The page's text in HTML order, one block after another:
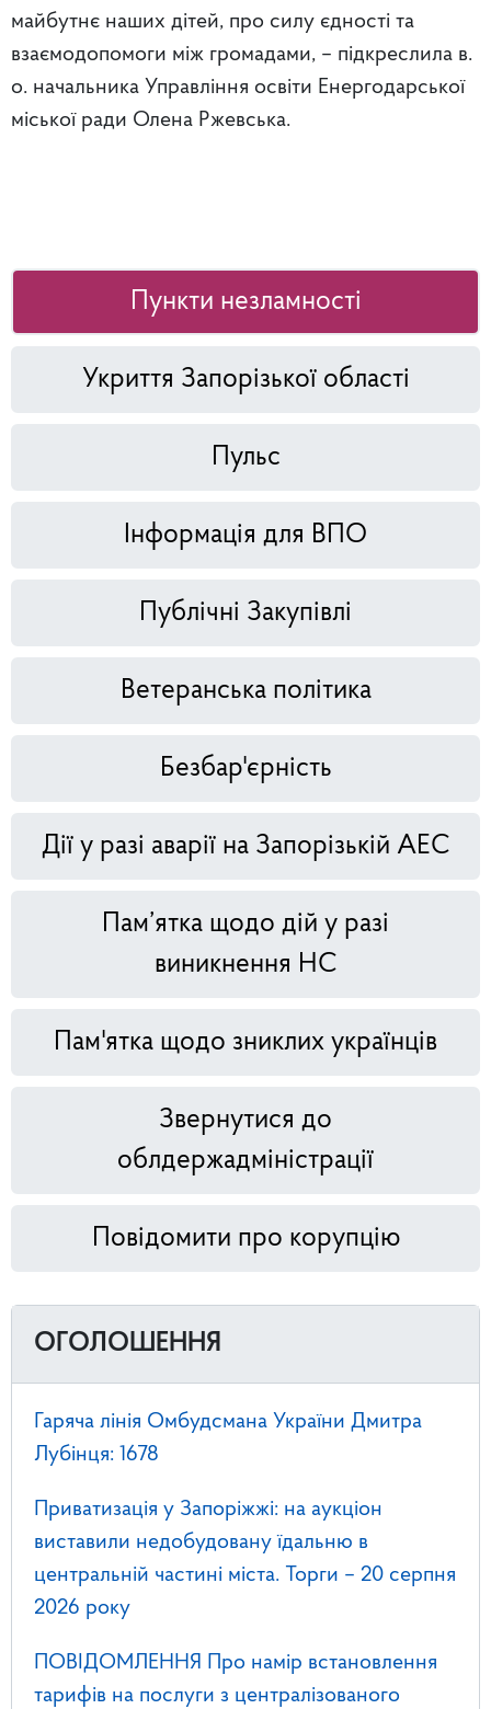
майбутнє наших дітей, про силу єдності та
взаємодопомоги між громадами, – підкреслила в.
о. начальника Управління освіти Енергодарської
міської ради Олена Ржевська.
Пункти незламності
Укриття Запорізької області
Пульс
Інформація для ВПО
Публічні Закупівлі
Ветеранська політика
Безбар'єрність
Дії у разі аварії на Запорізькій АЕС
Пам’ятка щодо дій у разі
виникнення НС
Пам'ятка щодо зниклих українців
Звернутися до
облдержадміністрації
Повідомити про корупцію
ОГОЛОШЕННЯ
Гаряча лінія Омбудсмана України Дмитра
Лубінця: 1678
Приватизація у Запоріжжі: на аукціон
виставили недобудовану їдальню в
центральній частині міста. Торги – 20 серпня
2026 року
ПОВІДОМЛЕННЯ Про намір встановлення
тарифів на послуги з централізованого